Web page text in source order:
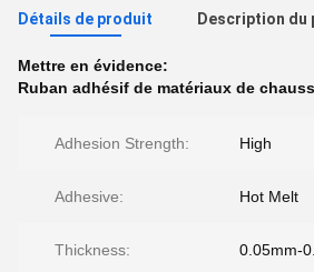
Détails de produit Description du
Mettre en évidence:
Ruban adhésif de matériaux de
Adhesion Strength: High
Adhesive: Hot Melt
Thickness: 0.05mm-